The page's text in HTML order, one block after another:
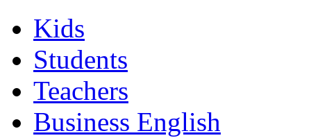
Kids
Students
Teachers
Business English